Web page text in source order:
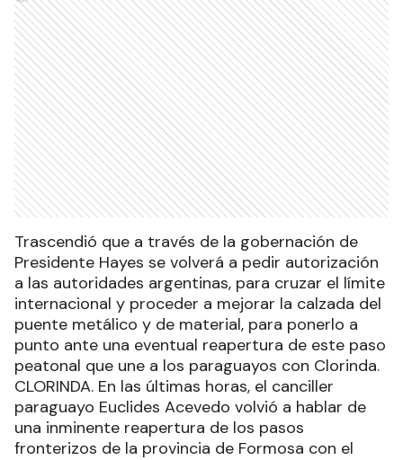
Trascendió que a través de la gobernación de
Presidente Hayes se volverá a pedir autorización
a las autoridades argentinas, para cruzar el límite
internacional y proceder a mejorar la calzada del
puente metálico y de material, para ponerlo a
punto ante una eventual reapertura de este paso
peatonal que une a los paraguayos con Clorinda.
CLORINDA. En las últimas horas, el canciller
paraguayo Euclides Acevedo volvió a hablar de
una inminente reapertura de los pasos
fronterizos de la provincia de Formosa con el